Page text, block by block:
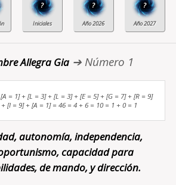
? ? ?
Allegra Gia➔ Número 1
= 1] + [L = 3] + [L = 3] + [E = 5] + [G = 7] + [R = 9]
[I = 9] + [A = 1] = 46 = 4 + 6 = 10 = 1 + 0 = 1
autonomía, independencia,
capacidad para
de mando, y dirección.